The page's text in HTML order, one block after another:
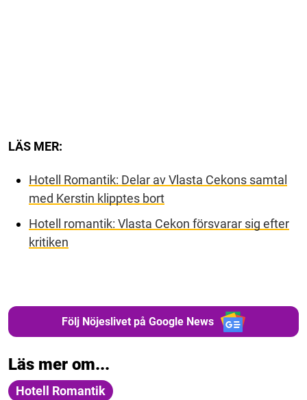
LÄS MER:
Hotell Romantik: Delar av Vlasta Cekons samtal
med Kerstin klipptes bort
Hotell romantik: Vlasta Cekon försvarar sig efter
kritiken
Följ Nöjeslivet på Google News
Läs mer om...
Hotell Romantik